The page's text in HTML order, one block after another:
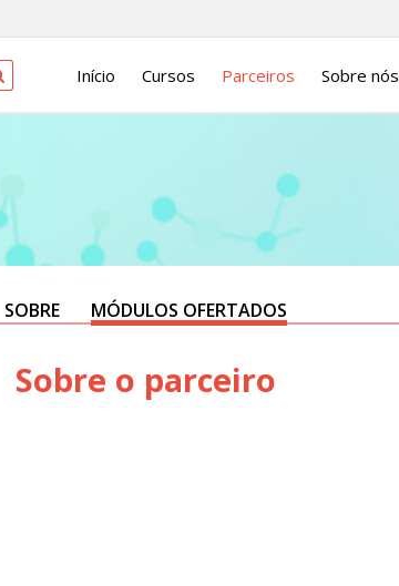
Início Cursos Parceiros Sobre nós
SOBRE MÓDULOS OFERTADOS
Sobre o parceiro